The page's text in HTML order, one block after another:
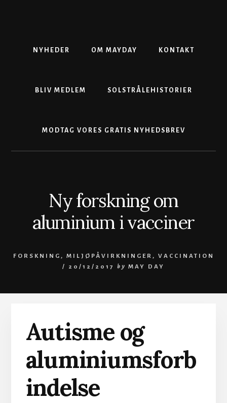
NYHEDER OM MAYDAY KONTAKT
BLIV MEDLEM SOLSTRÅLEHISTORIER
MODTAG VORES GRATIS NYHEDSBREV
Ny forskning om
aluminium i vacciner
FORSKNING , MILJØPÅVIRKNINGER , VACCINATION
/
20/12/2017 by MAY DAY
Autisme og
aluminiumsforb
indelse